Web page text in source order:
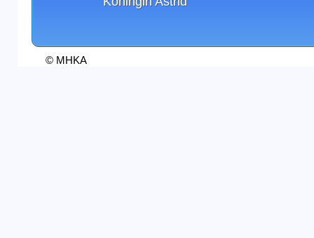
© MHKA